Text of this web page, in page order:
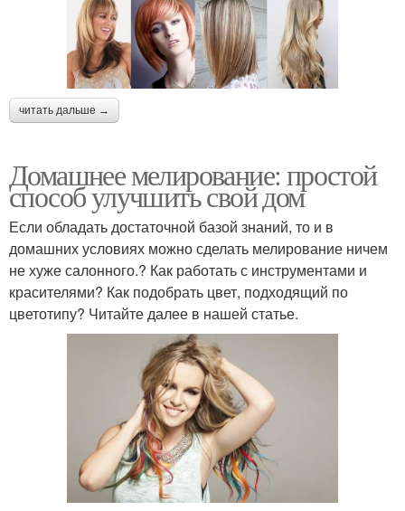
читать дальше →
Домашнее мелирование: простой
способ улучшить свой дом
Если обладать достаточной базой знаний, то и в
домашних условиях можно сделать мелирование ничем
не хуже салонного.? Как работать с инструментами и
красителями? Как подобрать цвет, подходящий по
цветотипу? Читайте далее в нашей статье.